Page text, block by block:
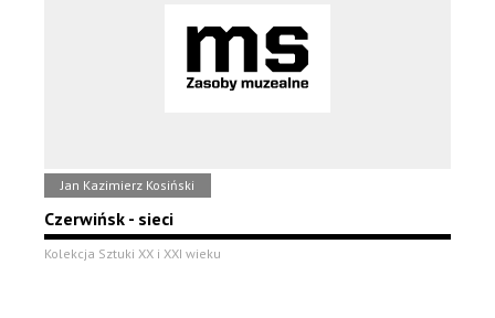
Jan Kazimierz Kosiński
Czerwińsk - sieci
Kolekcja Sztuki XX i XXI wieku